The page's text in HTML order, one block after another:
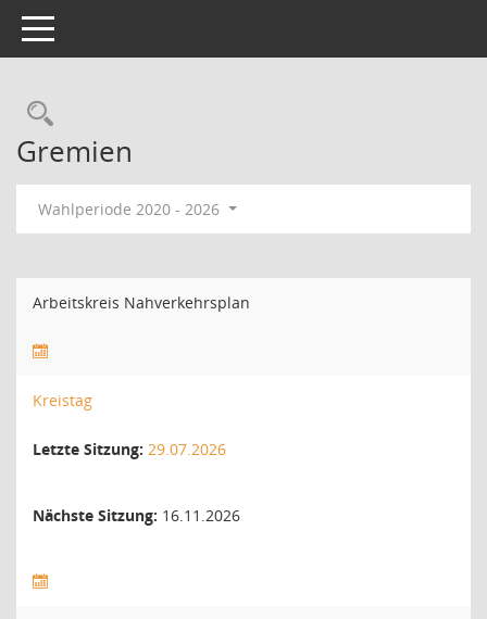
Toggle navigation
Rechercheauswahl
Gremien
Wahlperiode 2020 - 2026
Arbeitskreis Nahverkehrsplan
Kreistag
Letzte Sitzung: 29.07.2026
Nächste Sitzung: 16.11.2026